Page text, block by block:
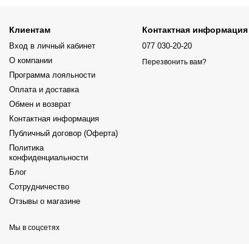
Клиентам
Вход в личный кабинет
О компании
Программа лояльности
Оплата и доставка
Обмен и возврат
Контактная информация
Публичный договор (Оферта)
Политика
конфиденциальности
Блог
Сотрудничество
Отзывы о магазине
Мы в соцсетях
Контактная информация
077 030-20-20
Перезвонить вам?